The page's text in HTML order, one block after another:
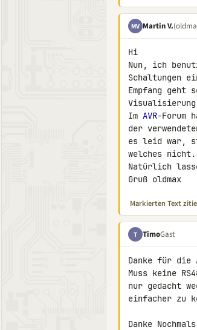
MV Martin V.
Hi
Nun, ich
Schaltungen
Empfang geht
Visualisierung
Im AVR-Forum
der
es leid war,
welches nicht.
Natürlich
Gruß oldmax
Markierten Text
T TimoGast
Danke für die
Muss keine
nur gedacht
einfacher zu
Danke Nochmals